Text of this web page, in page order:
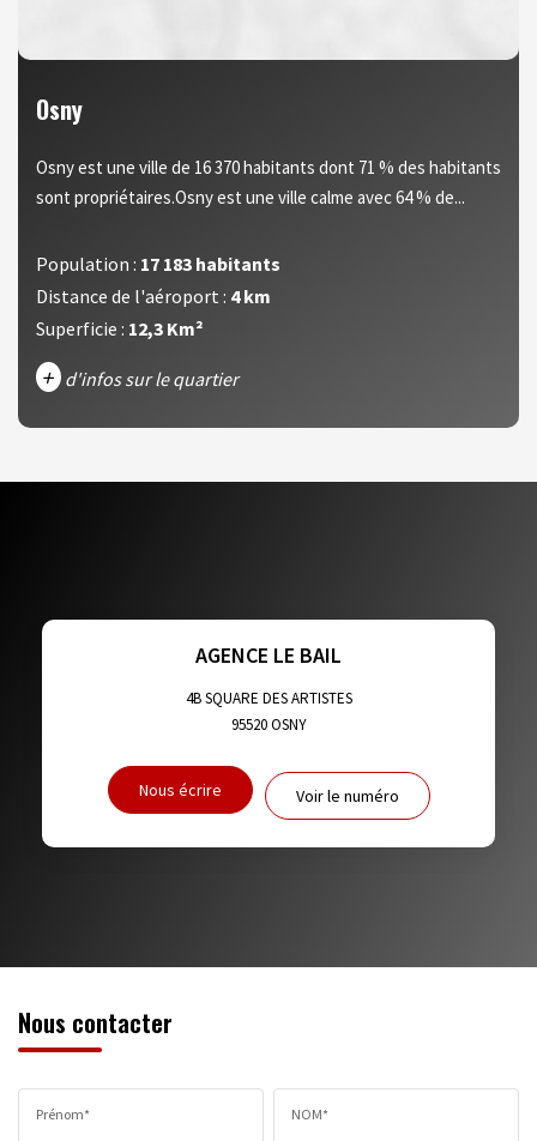
Osny
Osny est une ville de 16 370 habitants dont 71 % des habitants
sont propriétaires.Osny est une ville calme avec 64 % de...
Population : 17 183 habitants
Distance de l'aéroport : 4 km
Superficie : 12,3 Km²
+ d'infos sur le quartier
DISTANCE DE L'AÉROPORT : SUPERFICIE :
RESTAURANTS ET CAFÉS COMMERCES
AGENCE LE BAIL
4B SQUARE DES ARTISTES
95520OSNY
Nous écrire Voir le numéro
Nous contacter
Prénom* NOM*